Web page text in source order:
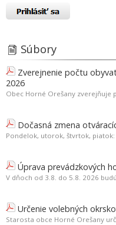
Súbory
Zverejnenie počtu
2026
Obec Horné Orešany zverejňuje
Dočasná zmena
Pondelok, utorok, štvrtok, piatok:
Úprava prevádzkových
V dňoch od 3.8. do 5.8. 2026
Určenie volebných
Starosta obce Horné Orešany